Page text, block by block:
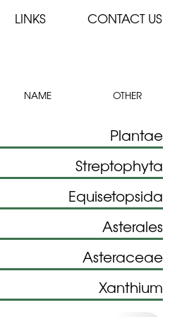
LINKS CONTACT US
NAME OTHER
Plantae
Streptophyta
Equisetopsida
Asterales
Asteraceae
Xanthium